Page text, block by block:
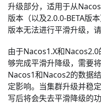
升级部分，适用于从
版本（以及2.0.0-BETA版
版本无法进行平滑升级，
由于Nacos1.X和
够完成平滑升降级，需要
Nacos1和Nacos2的数据
定影响。当集群升级并稳
写后将会失去平滑降级的功